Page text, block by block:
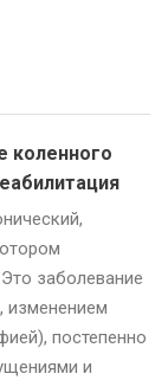
коленного
заболевание
изменением
постепенно
и